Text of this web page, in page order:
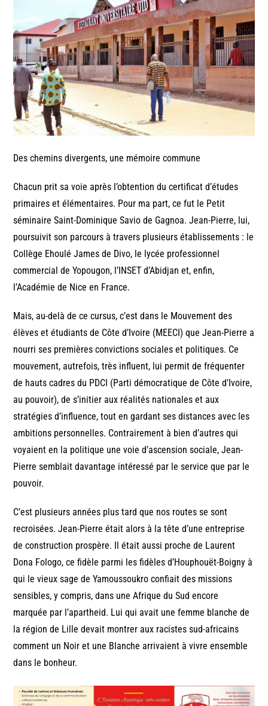
Des chemins divergents, une mémoire commune
Chacun prit sa voie après l’obtention du certificat d’études
primaires et élémentaires. Pour ma part, ce fut le Petit
séminaire Saint-Dominique Savio de Gagnoa. Jean-Pierre, lui,
poursuivit son parcours à travers plusieurs établissements : le
Collège Ehoulé James de Divo, le lycée professionnel
commercial de Yopougon, l’INSET d’Abidjan et, enfin,
l’Académie de Nice en France.
Mais, au-delà de ce cursus, c’est dans le Mouvement des
élèves et étudiants de Côte d’Ivoire (MEECI) que Jean-Pierre a
nourri ses premières convictions sociales et politiques. Ce
mouvement, autrefois, très influent, lui permit de fréquenter
de hauts cadres du PDCI (Parti démocratique de Côte d’Ivoire,
au pouvoir), de s’initier aux réalités nationales et aux
stratégies d’influence, tout en gardant ses distances avec les
ambitions personnelles. Contrairement à bien d’autres qui
voyaient en la politique une voie d’ascension sociale, Jean-
Pierre semblait davantage intéressé par le service que par le
pouvoir.
C’est plusieurs années plus tard que nos routes se sont
recroisées. Jean-Pierre était alors à la tête d’une entreprise
de construction prospère. Il était aussi proche de Laurent
Dona Fologo, ce fidèle parmi les fidèles d’Houphouët-Boigny à
qui le vieux sage de Yamoussoukro confiait des missions
sensibles, y compris, dans une Afrique du Sud encore
marquée par l’apartheid. Lui qui avait une femme blanche de
la région de Lille devait montrer aux racistes sud-africains
comment un Noir et une Blanche arrivaient à vivre ensemble
dans le bonheur.